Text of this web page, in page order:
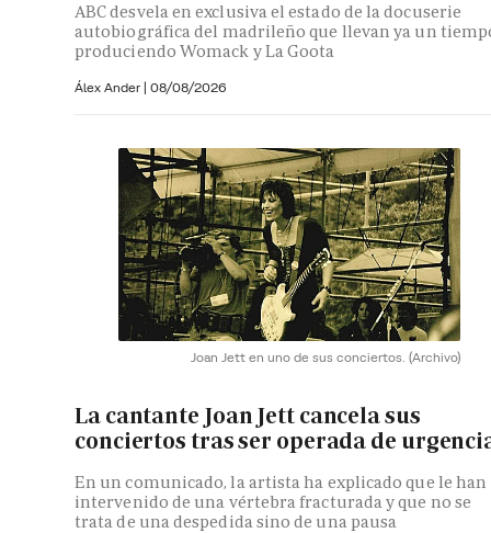
ABC desvela en exclusiva el estado de la docuserie
autobiográfica del madrileño que llevan ya un
produciendo Womack y La Goota
Álex Ander | 08/08/2026
Joan Jett en uno de sus conciertos. (Archivo)
La cantante Joan Jett cancela sus
conciertos tras ser operada de
En un comunicado, la artista ha explicado que le han
intervenido de una vértebra fracturada y que no se
trata de una despedida sino de una pausa